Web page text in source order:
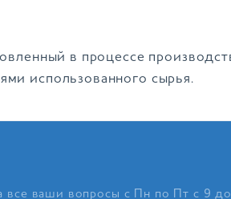
в процессе
использованного сырья.
все ваши вопросы с Пн по Пт с 9